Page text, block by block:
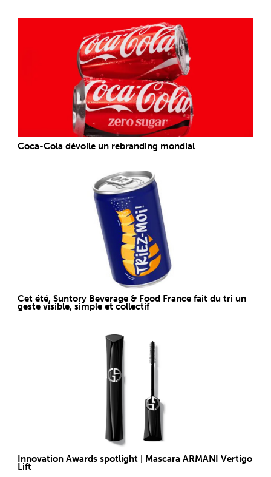
Coca-Cola dévoile un rebranding mondial
Cet été, Suntory Beverage & Food France fait du tri un
geste visible, simple et collectif
Innovation Awards spotlight | Mascara ARMANI Vertigo
Lift